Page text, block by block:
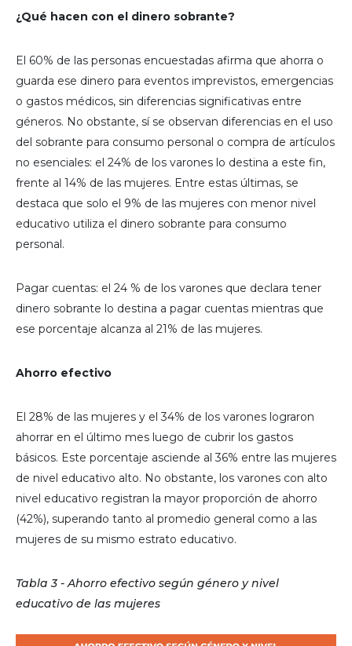
¿Qué hacen con el dinero sobrante?
El 60% de las personas encuestadas afirma que ahorra o
guarda ese dinero para eventos imprevistos, emergencias
o gastos médicos, sin diferencias significativas entre
géneros. No obstante, sí se observan diferencias en el uso
del sobrante para consumo personal o compra de artículos
no esenciales: el 24% de los varones lo destina a este fin,
frente al 14% de las mujeres. Entre estas últimas, se
destaca que solo el 9% de las mujeres con menor nivel
educativo utiliza el dinero sobrante para consumo
personal.
Pagar cuentas: el 24 % de los varones que declara tener
dinero sobrante lo destina a pagar cuentas mientras que
ese porcentaje alcanza al 21% de las mujeres.
Ahorro efectivo
El 28% de las mujeres y el 34% de los varones lograron
ahorrar en el último mes luego de cubrir los gastos
básicos. Este porcentaje asciende al 36% entre las mujeres
de nivel educativo alto. No obstante, los varones con alto
nivel educativo registran la mayor proporción de ahorro
(42%), superando tanto al promedio general como a las
mujeres de su mismo estrato educativo.
Tabla 3 - Ahorro efectivo según género y nivel
educativo de las mujeres